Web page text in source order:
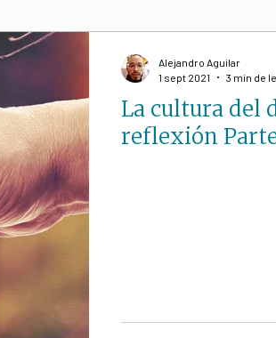
Material formativo
Freire ESPIRITUALIDAD
(Reflexiones)
La cultura del
reflexión
Alejandro Aguilar
1 sept 2021
3 min de